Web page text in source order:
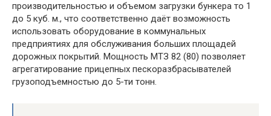
производительностью и объемом загрузки бункера то 1
до 5 куб. м., что соответственно даёт возможность
использовать оборудование в коммунальных
предприятиях для обслуживания больших площадей
дорожных покрытий. Мощность МТЗ 82 (80) позволяет
агрегатирование прицепных пескоразбрасывателей
грузоподъемностью до 5-ти тонн.